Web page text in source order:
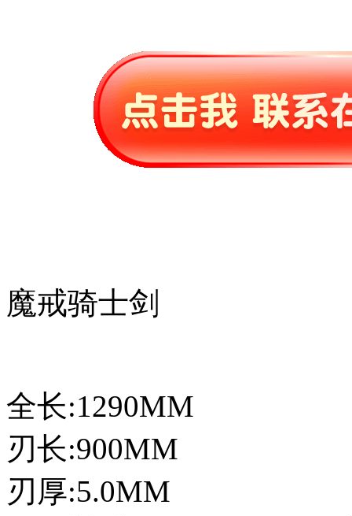
魔戒骑士剑
全长:1290MM
刃长:900MM
刃厚:5.0MM